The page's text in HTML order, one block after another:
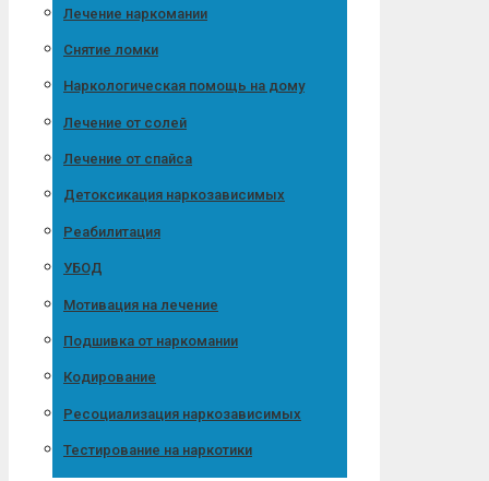
Лечение наркомании
Снятие ломки
Наркологическая помощь на дому
Лечение от солей
Лечение от спайса
Детоксикация наркозависимых
Реабилитация
УБОД
Мотивация на лечение
Подшивка от наркомании
Кодирование
Ресоциализация наркозависимых
Тестирование на наркотики